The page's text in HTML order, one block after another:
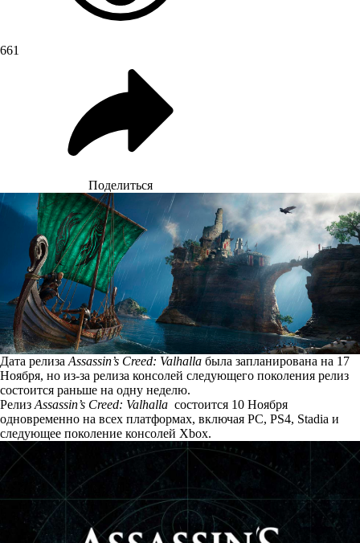
661
Поделиться
Дата релиза Assassin’s Creed: Valhalla была запланирована на 17
Ноября, но из-за релиза консолей следующего поколения релиз
состоится раньше на одну неделю.
Релиз Assassin’s Creed: Valhalla состоится 10 Ноября
одновременно на всех платформах, включая PC, PS4, Stadia и
следующее поколение консолей Xbox.